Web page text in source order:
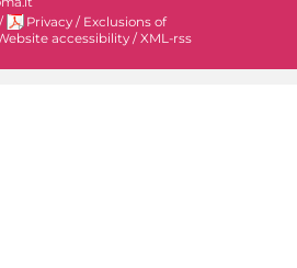
/ Privacy / Exclusions of
accessibility / XML-rss